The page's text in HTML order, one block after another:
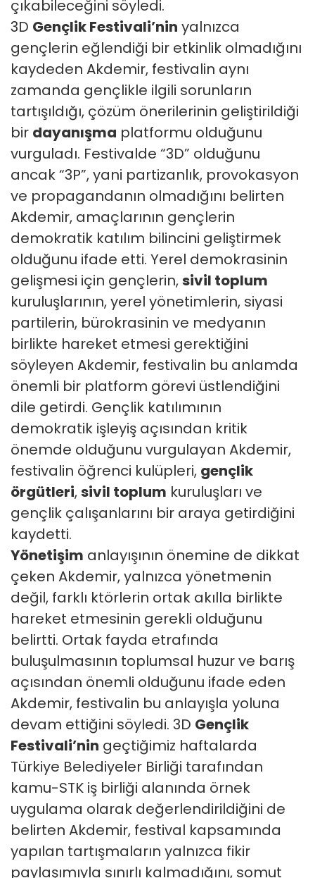
çıkabileceğini söyledi.
3D Gençlik Festivali’nin yalnızca
gençlerin eğlendiği bir etkinlik olmadığını
kaydeden Akdemir, festivalin aynı
zamanda gençlikle ilgili sorunların
tartışıldığı, çözüm önerilerinin geliştirildiği
bir dayanışma platformu olduğunu
vurguladı. Festivalde “3D” olduğunu
ancak “3P”, yani partizanlık, provokasyon
ve propagandanın olmadığını belirten
Akdemir, amaçlarının gençlerin
demokratik katılım bilincini geliştirmek
olduğunu ifade etti. Yerel demokrasinin
gelişmesi için gençlerin,sivil toplum
kuruluşlarının, yerel yönetimlerin, siyasi
partilerin, bürokrasinin ve medyanın
birlikte hareket etmesi gerektiğini
söyleyen Akdemir, festivalin bu anlamda
önemli bir platform görevi üstlendiğini
dile getirdi. Gençlik katılımının
demokratik işleyiş açısından kritik
önemde olduğunu vurgulayan Akdemir,
festivalin öğrenci kulüpleri, gençlik
örgütleri,sivil toplum kuruluşları ve
gençlik çalışanlarını bir araya getirdiğini
kaydetti.
Yönetişim anlayışının önemine de dikkat
çeken Akdemir, yalnızca yönetmenin
değil, farklı ktörlerin ortak akılla birlikte
hareket etmesinin gerekli olduğunu
belirtti. Ortak fayda etrafında
buluşulmasının toplumsal huzur ve barış
açısından önemli olduğunu ifade eden
Akdemir, festivalin bu anlayışla yoluna
devam ettiğini söyledi. 3D Gençlik
Festivali’nin geçtiğimiz haftalarda
Türkiye Belediyeler Birliği tarafından
kamu-STK iş birliği alanında örnek
uygulama olarak değerlendirildiğini de
belirten Akdemir, festival kapsamında
yapılan tartışmaların yalnızca fikir
paylaşımıyla sınırlı kalmadığını, somut